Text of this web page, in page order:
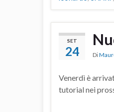
SET
24 Di
Venerdì è
tutorial nei